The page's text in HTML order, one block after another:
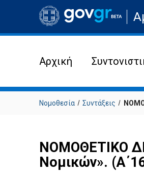
στην
Αρχική
Νομοθεσία Συντάξεις
ΝΟΜΟΘΕΤΙΚΟ
Νομικών».